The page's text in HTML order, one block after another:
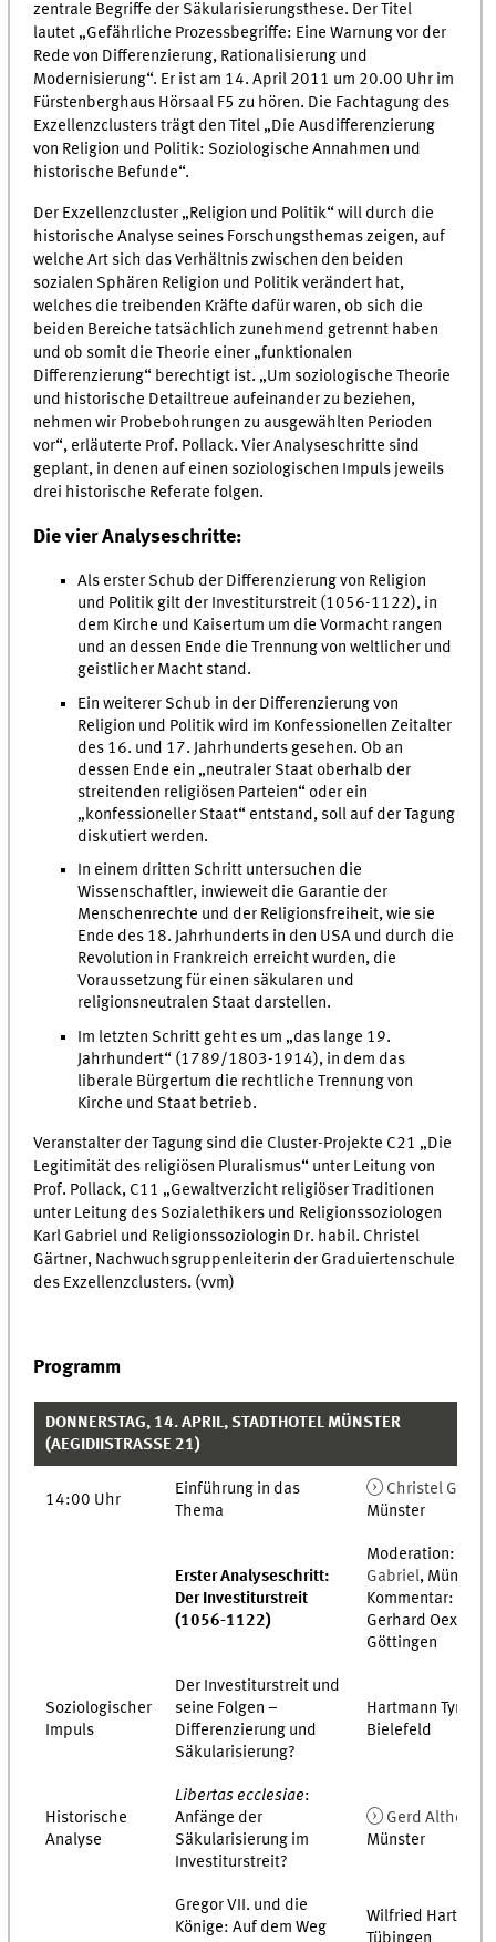
zentrale Begriffe der Säkularisierungsthese. Der Titel
lautet „Gefährliche Prozessbegriffe: Eine Warnung vor der
Rede von Differenzierung, Rationalisierung und
Modernisierung“. Er ist am 14. April 2011 um 20.00 Uhr im
Fürstenberghaus Hörsaal F5 zu hören. Die Fachtagung des
Exzellenzclusters trägt den Titel „Die Ausdifferenzierung
von Religion und Politik: Soziologische Annahmen und
historische Befunde“.
Der Exzellenzcluster „Religion und Politik“ will durch die
historische Analyse seines Forschungsthemas zeigen, auf
welche Art sich das Verhältnis zwischen den beiden
sozialen Sphären Religion und Politik verändert hat,
welches die treibenden Kräfte dafür waren, ob sich die
beiden Bereiche tatsächlich zunehmend getrennt haben
und ob somit die Theorie einer „funktionalen
Differenzierung“ berechtigt ist. „Um soziologische Theorie
und historische Detailtreue aufeinander zu beziehen,
nehmen wir Probebohrungen zu ausgewählten Perioden
vor“, erläuterte Prof. Pollack. Vier Analyseschritte sind
geplant, in denen auf einen soziologischen Impuls jeweils
drei historische Referate folgen.
Die vier Analyseschritte:
Als erster Schub der Differenzierung von Religion
und Politik gilt der Investiturstreit (1056-1122), in
dem Kirche und Kaisertum um die Vormacht rangen
und an dessen Ende die Trennung von weltlicher und
geistlicher Macht stand.
Ein weiterer Schub in der Differenzierung von
Religion und Politik wird im Konfessionellen Zeitalter
des 16. und 17. Jahrhunderts gesehen. Ob an
dessen Ende ein „neutraler Staat oberhalb der
streitenden religiösen Parteien“ oder ein
„konfessioneller Staat“ entstand, soll auf der Tagung
diskutiert werden.
In einem dritten Schritt untersuchen die
Wissenschaftler, inwieweit die Garantie der
Menschenrechte und der Religionsfreiheit, wie sie
Ende des 18. Jahrhunderts in den USA und durch die
Revolution in Frankreich erreicht wurden, die
Voraussetzung für einen säkularen und
religionsneutralen Staat darstellen.
Im letzten Schritt geht es um „das lange 19.
Jahrhundert“ (1789/1803-1914), in dem das
liberale Bürgertum die rechtliche Trennung von
Kirche und Staat betrieb.
Veranstalter der Tagung sind die Cluster-Projekte C21 „Die
Legitimität des religiösen Pluralismus“ unter Leitung von
Prof. Pollack, C11 „Gewaltverzicht religiöser Traditionen
unter Leitung des Sozialethikers und Religionssoziologen
Karl Gabriel und Religionssoziologin Dr. habil. Christel
Gärtner, Nachwuchsgruppenleiterin der Graduiertenschule
des Exzellenzclusters. (vvm)
Programm
DONNERSTAG, 14. APRIL, STADTHOTEL MÜNSTER
(AEGIDIISTRASSE 21)
14:00 Uhr
Einführung in das
Thema
Christel
Münster
Erster Analyseschritt:
Der Investiturstreit
(1056-1122)
Moderation:
Gabriel, Münster
Kommentar: Otto
Gerhard Oexle,
Göttingen
Soziologischer
Impuls
Der Investiturstreit und
seine Folgen –
Differenzierung und
Säkularisierung?
Hartmann Tyrell,
Bielefeld
Historische
Analyse
Libertas ecclesiae:
Anfänge der
Säkularisierung im
Investiturstreit?
Gerd Althoff
Münster
Gregor VII. und die
Könige: Auf dem Weg
Wilfried